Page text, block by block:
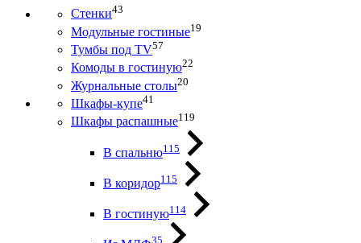
Стенки43
Модульные гостиные19
Тумбы под ТV57
Комоды в гостиную22
Журнальные столы20
Шкафы-купе41
Шкафы распашные119
В спальню115
В коридор115
В гостиную114
35